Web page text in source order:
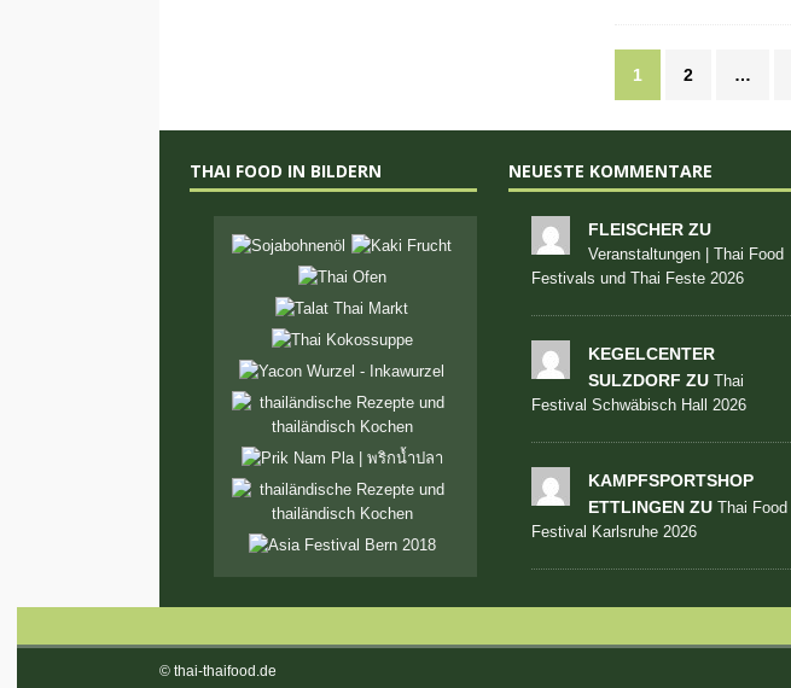
1 2 …
THAI FOOD IN BILDERN NEUESTE KOMMENTARE
FLEISCHER ZU
Veranstaltungen | Thai Food
Festivals und Thai Feste 2026
KEGELCENTER
SULZDORF ZUThai
Festival Schwäbisch Hall 2026
KAMPFSPORTSHOP
ETTLINGEN ZUThai Food
Festival Karlsruhe 2026
© thai-thaifood.de